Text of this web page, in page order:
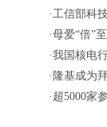
·工信部科
·母爱“倍”
·我国核电
· 隆基成为
· 超5000家